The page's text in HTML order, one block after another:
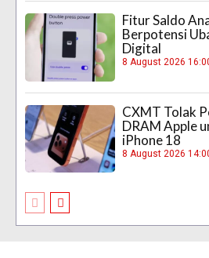
Fitur Saldo
Berpotensi
Digital
8 August 2026
CXMT Tolak
DRAM Apple
iPhone 18
8 August 2026